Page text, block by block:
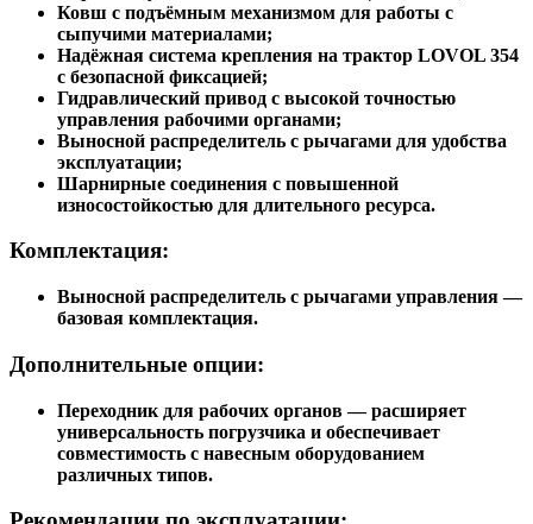
Стрела из усиленного металла толщиной 4 мм;
Ковш с подъёмным механизмом для работы с
сыпучими материалами;
Надёжная система крепления на трактор
с безопасной фиксацией;
Гидравлический привод с высокой точностью
управления рабочими органами;
Выносной распределитель с рычагами для удобства
эксплуатации;
Шарнирные соединения с повышенной
Выносной распределитель с рычагами управления —
Переходник для рабочих органов — расширяет
универсальность погрузчика и обеспечивает
совместимость с навесным оборудованием